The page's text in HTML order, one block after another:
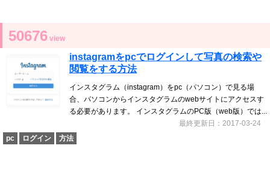
50676 view
instagramをpcでログインして写真の検索や
閲覧をする方法
インスタグラム（instagram）をpc（パソコン）で見る場
合、パソコンからインスタグラムのwebサイトにアクセスす
る必要があります。 インスタグラムのPC版（web版）では...
最終更新日：2017-03-24
pc
ログイン 方法